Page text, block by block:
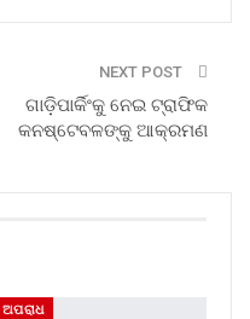
NEXT POST
ଗାଡ଼ିପାର୍କିଂକୁ ନେଇ ଟ୍ରାଫିକ
କନଷ୍ଟେବଳଙ୍କୁ ଆକ୍ରମଣ
ଅପରାଧ